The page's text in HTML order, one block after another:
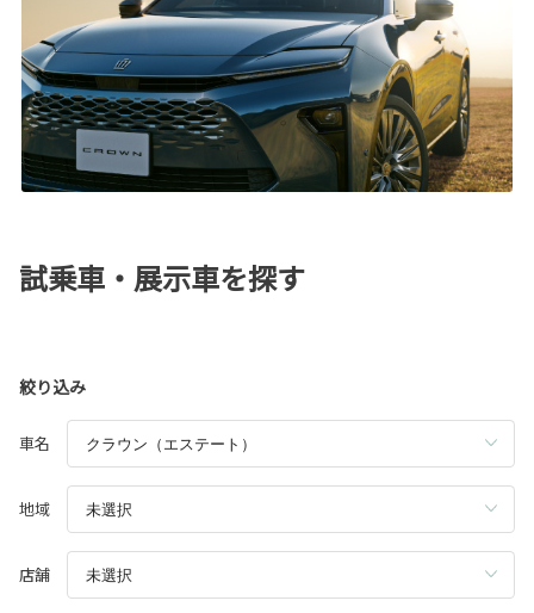
試乗車・展示車を探す
絞り込み
車名
地域
店舗